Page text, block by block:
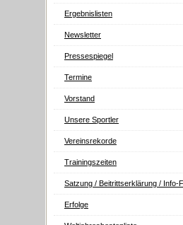
Ergebnislisten
Newsletter
Pressespiegel
Termine
Vorstand
Unsere Sportler
Vereinsrekorde
Trainingszeiten
Satzung / Beitrittserklärung / Info-
Erfolge